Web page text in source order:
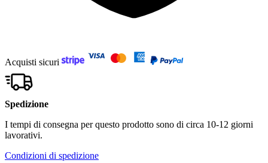
Acquisti sicuri
Spedizione
I tempi di consegna per questo prodotto sono di circa 10-12 giorni
lavorativi.
Condizioni di spedizione